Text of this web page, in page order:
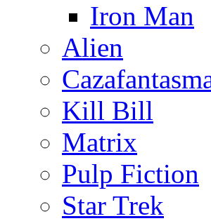
Iron Man
Alien
Kill Bill
Matrix
Pulp Fiction
Star Trek